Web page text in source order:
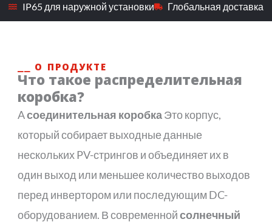
IP65 для наружной установки
Глобальная доставка
⎯⎯ О ПРОДУКТЕ
Что такое распределительная
коробка?
Aсоединительная коробкаЭто корпус,
который собирает выходные данные
нескольких PV-стрингов и объединяет их в
один выход или меньшее количество выходов
перед инвертором или последующим DC-
оборудованием. В современнойсолнечный